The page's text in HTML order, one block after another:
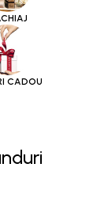
CADOU